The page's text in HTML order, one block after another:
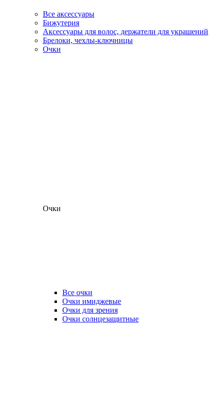
Все аксессуары
Бижутерия
Аксессуары для волос, держатели для украшений
Брелоки, чехлы-ключницы
Очки
Очки
Все очки
Очки имиджевые
Очки для зрения
Очки солнцезащитные